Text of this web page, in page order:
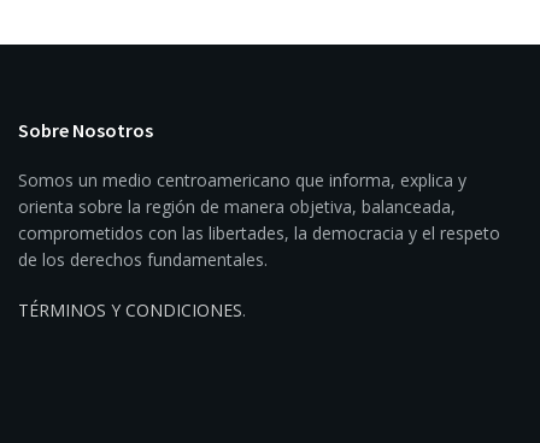
Sobre Nosotros
Somos un medio centroamericano que informa, explica y
orienta sobre la región de manera objetiva, balanceada,
comprometidos con las libertades, la democracia y el respeto
de los derechos fundamentales.
TÉRMINOS Y CONDICIONES.